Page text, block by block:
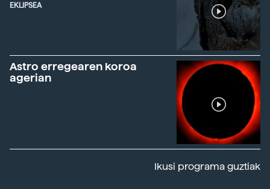
EKLIPSEA
Astro erregearen koroa
agerian
Ikusi programa guztiak